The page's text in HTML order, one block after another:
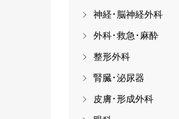
神経･脳神経外科
外科･救急･麻酔
整形外科
腎臓･泌尿器
皮膚･形成外科